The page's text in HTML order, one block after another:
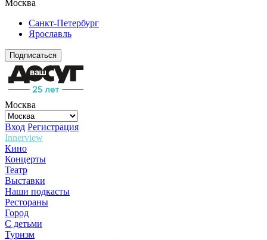
Москва
Санкт-Петербург
Ярославль
Подписаться
Москва
Вход Регистрация
Innerview
Кино
Концерты
Театр
Выставки
Наши подкасты
Рестораны
Город
С детьми
Туризм